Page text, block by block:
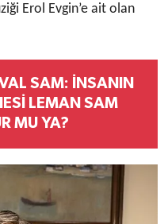
Erol Evgin’e ait olan
SAM: İNSANIN
LEMAN SAM
MU YA?